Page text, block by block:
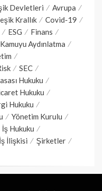
Devletleri
Avrupa
Krallık
Covid-19
ESG
Finans
Kamuyu Aydınlatma
SEC
Hukuku
Hukuku
Hukuku
Yönetim Kurulu
İş Hukuku
İş İlişkisi
Şirketler